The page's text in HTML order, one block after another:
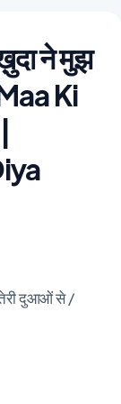
ने मुझ
Ki
तेरी दुआओं से /